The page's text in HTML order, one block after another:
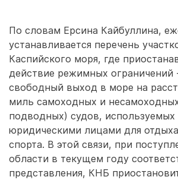
По словам Ерсина Кайбуллина,
устанавливается перечень
Каспийского моря, где
действие режимных ограничений
свободный выход в море на
миль самоходных и
подводных) судов, используемых
юридическими лицами для
спорта. В этой связи, при
области в текущем году
представления, КНБ